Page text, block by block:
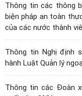
Thông tin các thông
biện pháp an toàn
của các nước thành
Thông tin Nghị định
hành Luật Quản lý
Thông tin các Đoàn